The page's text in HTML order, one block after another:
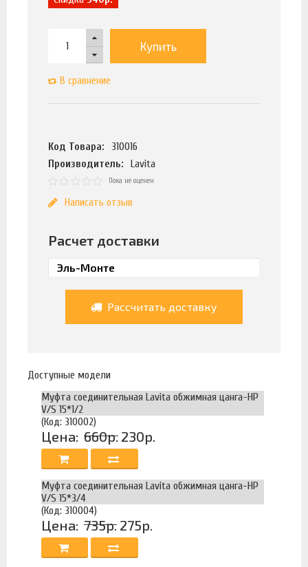
Купить
В сравнение
Код Товара:
310016
Производитель:
Lavita
Пока не оценен
Написать отзыв
Расчет доставки
Рассчитать доставку
Доступные модели
Муфта соединительная Lavita обжимная цанга-НР
V/S 15*1/2
(Код: 310002)
Цена: 660р. 230р.
Муфта соединительная Lavita обжимная цанга-НР
V/S 15*3/4
(Код: 310004)
Цена: 735р. 275р.